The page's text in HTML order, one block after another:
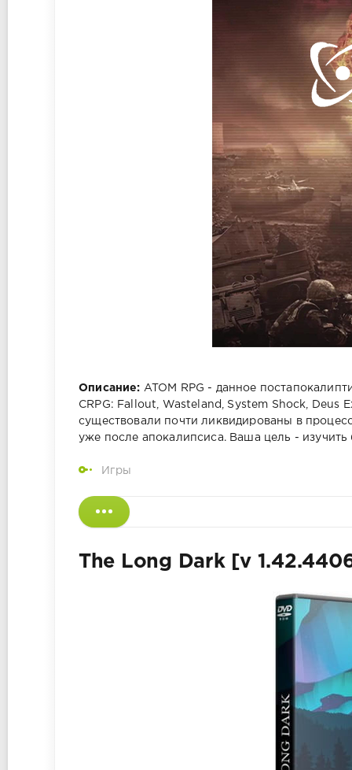
Описание: ATOM RPG - данное
CRPG: Fallout, Wasteland, System Shock,
существовали почти ликвидированы в
уже после апокалипсиса. Ваша цель -
Игры
The Long Dark [v